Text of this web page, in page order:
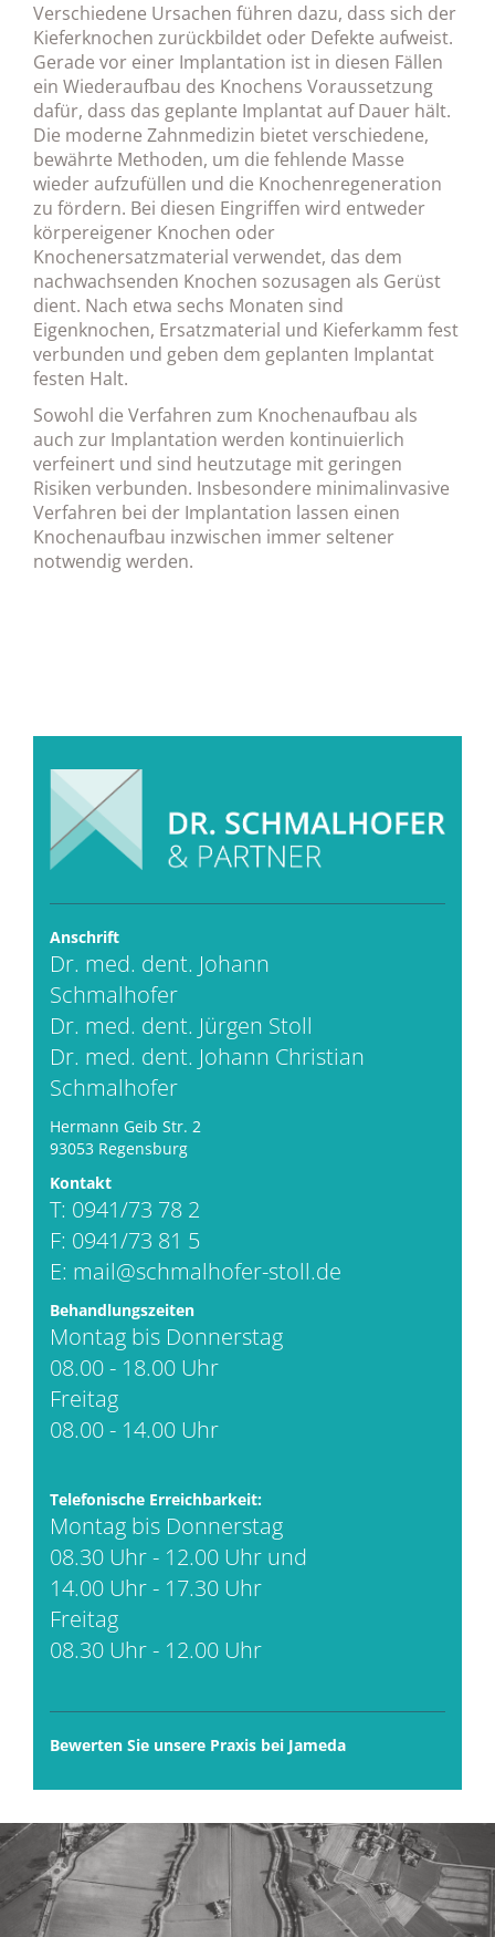
Verschiedene Ursachen führen dazu, dass sich der
Kieferknochen zurückbildet oder Defekte aufweist.
Gerade vor einer Implantation ist in diesen Fällen
ein Wiederaufbau des Knochens Voraussetzung
dafür, dass das geplante Implantat auf Dauer hält.
Die moderne Zahnmedizin bietet verschiedene,
bewährte Methoden, um die fehlende Masse
wieder aufzufüllen und die Knochenregeneration
zu fördern. Bei diesen Eingriffen wird entweder
körpereigener Knochen oder
Knochenersatzmaterial verwendet, das dem
nachwachsenden Knochen sozusagen als Gerüst
dient. Nach etwa sechs Monaten sind
Eigenknochen, Ersatzmaterial und Kieferkamm fest
verbunden und geben dem geplanten Implantat
festen Halt.
Sowohl die Verfahren zum Knochenaufbau als
auch zur Implantation werden kontinuierlich
verfeinert und sind heutzutage mit geringen
Risiken verbunden. Insbesondere minimalinvasive
Verfahren bei der Implantation lassen einen
Knochenaufbau inzwischen immer seltener
notwendig werden.
Anschrift
Dr. med. dent. Johann
Schmalhofer
Dr. med. dent. Jürgen Stoll
Dr. med. dent. Johann Christian
Schmalhofer
Hermann Geib Str. 2
93053 Regensburg
Kontakt
T: 0941/73 78 2
F: 0941/73 81 5
E: mail@schmalhofer-stoll.de
Behandlungszeiten
Montag bis Donnerstag
08.00 - 18.00 Uhr
Freitag
08.00 - 14.00 Uhr
Telefonische Erreichbarkeit:
Montag bis Donnerstag
08.30 Uhr - 12.00 Uhr und
14.00 Uhr - 17.30 Uhr
Freitag
08.30 Uhr - 12.00 Uhr
Bewerten Sie unsere Praxis bei Jameda